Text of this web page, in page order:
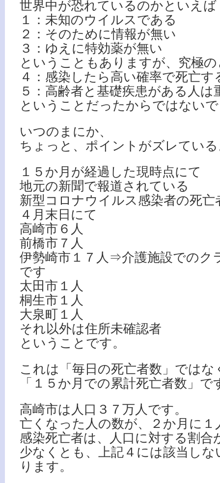
世界中が恐れているのかといえば
１：未知のウイルスである
２：そのために情報が無い
３：ゆえに特効薬が無い
ということもありますが、究極
４：感染したら高い確率で死亡す
５：高齢者と基礎疾患がある人
ということだったからではない
いつのまにか、
ちょっと、ポイントがズレてい
１５か月が経過した現時点にて
地元の新聞で報道されている
新型コロナウイルス感染者の死亡
４月末日にて
高崎市６人
前橋市７人
伊勢崎市１７人⇒介護施設でのク
です
太田市１人
桐生市１人
大泉町１人
それ以外は住所未確認者
ということです。
これは「毎日の死亡者数」ではな
「１５か月での累計死亡者数」で
高崎市は人口３７万人です。
亡くなった人の数が、２か月に１
感染死亡者は、人口に対する割合
少なくとも、上記４には該当し
ります。